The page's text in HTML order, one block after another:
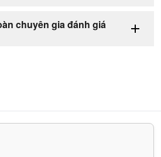
chuyên gia đánh giá